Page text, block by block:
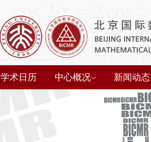
学术日历 中心概况 新闻动态